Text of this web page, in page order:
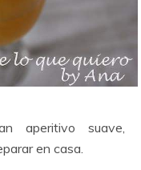
aperitivo suave,
en casa.